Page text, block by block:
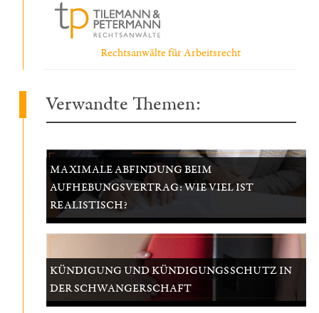
Rechtsanwälte für Arbeitsrecht
Verwandte Themen:
MAXIMALE ABFINDUNG BEIM
AUFHEBUNGSVERTRAG: WIE VIEL IST
REALISTISCH?
KÜNDIGUNG UND KÜNDIGUNGSSCHUTZ IN
DER SCHWANGERSCHAFT